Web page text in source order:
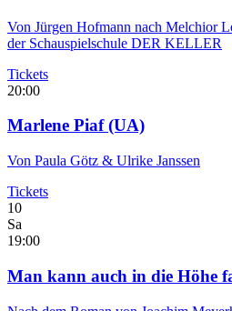
Von Jürgen Hofmann nach Melchior
der Schauspielschule DER KELLER
Tickets
20:00
Marlene Piaf(UA)
Von Paula Götz & Ulrike Janssen
Tickets
10
Sa
19:00
Man kann auch in die Höhe